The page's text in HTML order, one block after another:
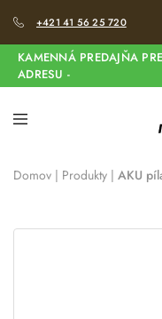
+421 41 56 25 720
KAMENNÁ PREDAJŇA
ADRESU -
Domov | Produkty | AKU